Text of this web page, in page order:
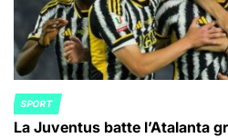
POSTED
IN
SPORT
La Juventus batte l’Atalanta